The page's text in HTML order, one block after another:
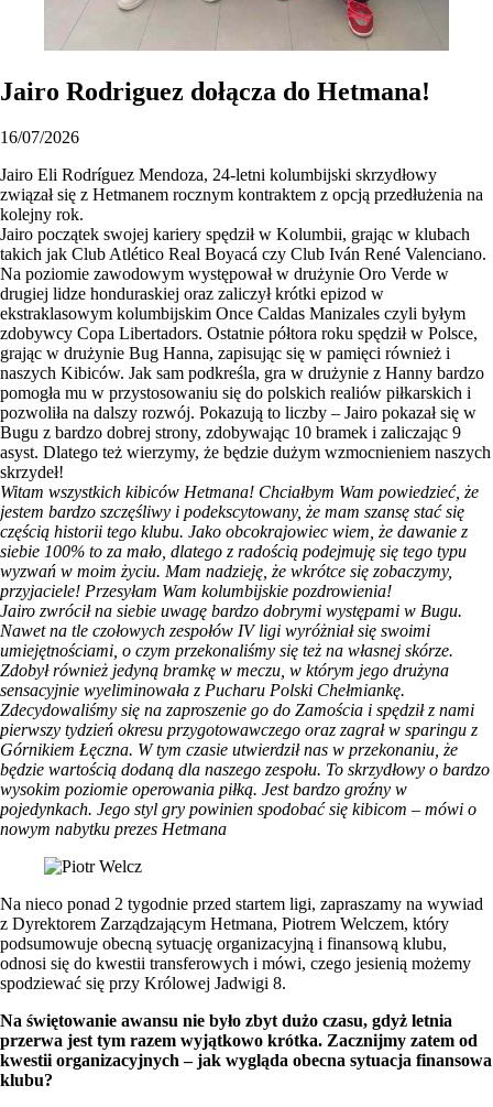
Jairo Rodriguez dołącza do Hetmana!
16/07/2026
Jairo Eli Rodríguez Mendoza, 24-letni kolumbijski skrzydłowy
związał się z Hetmanem rocznym kontraktem z opcją przedłużenia na
kolejny rok.
Jairo początek swojej kariery spędził w Kolumbii, grając w klubach
takich jak Club Atlético Real Boyacá czy Club Iván René Valenciano.
Na poziomie zawodowym występował w drużynie Oro Verde w
drugiej lidze honduraskiej oraz zaliczył krótki epizod w
ekstraklasowym kolumbijskim Once Caldas Manizales czyli byłym
zdobywcy Copa Libertadors. Ostatnie półtora roku spędził w Polsce,
grając w drużynie Bug Hanna, zapisując się w pamięci również i
naszych Kibiców. Jak sam podkreśla, gra w drużynie z Hanny bardzo
pomogła mu w przystosowaniu się do polskich realiów piłkarskich i
pozwoliła na dalszy rozwój. Pokazują to liczby – Jairo pokazał się w
Bugu z bardzo dobrej strony, zdobywając 10 bramek i zaliczając 9
asyst. Dlatego też wierzymy, że będzie dużym wzmocnieniem naszych
skrzydeł!
Witam wszystkich kibiców Hetmana! Chciałbym Wam powiedzieć, że
jestem bardzo szczęśliwy i podekscytowany, że mam szansę stać się
częścią historii tego klubu. Jako obcokrajowiec wiem, że dawanie z
siebie 100% to za mało, dlatego z radością podejmuję się tego typu
wyzwań w moim życiu. Mam nadzieję, że wkrótce się zobaczymy,
przyjaciele! Przesyłam Wam kolumbijskie pozdrowienia!
Jairo zwrócił na siebie uwagę bardzo dobrymi występami w Bugu.
Nawet na tle czołowych zespołów IV ligi wyróżniał się swoimi
umiejętnościami, o czym przekonaliśmy się też na własnej skórze.
Zdobył również jedyną bramkę w meczu, w którym jego drużyna
sensacyjnie wyeliminowała z Pucharu Polski Chełmiankę.
Zdecydowaliśmy się na zaproszenie go do Zamościa i spędził z nami
pierwszy tydzień okresu przygotowawczego oraz zagrał w sparingu z
Górnikiem Łęczna. W tym czasie utwierdził nas w przekonaniu, że
będzie wartością dodaną dla naszego zespołu. To skrzydłowy o bardzo
wysokim poziomie operowania piłką. Jest bardzo groźny w
pojedynkach. Jego styl gry powinien spodobać się kibicom – mówi o
nowym nabytku prezes Hetmana
Na nieco ponad 2 tygodnie przed startem ligi, zapraszamy na wywiad
z Dyrektorem Zarządzającym Hetmana, Piotrem Welczem, który
podsumowuje obecną sytuację organizacyjną i finansową klubu,
odnosi się do kwestii transferowych i mówi, czego jesienią możemy
spodziewać się przy Królowej Jadwigi 8.
Na świętowanie awansu nie było zbyt dużo czasu, gdyż letnia
przerwa jest tym razem wyjątkowo krótka. Zacznijmy zatem od
kwestii organizacyjnych – jak wygląda obecna sytuacja finansowa
klubu?